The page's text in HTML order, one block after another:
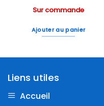
Sur commande
Ajouter au panier
Liens utiles
Accueil